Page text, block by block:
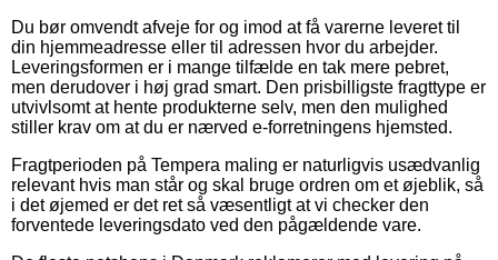
Du bør omvendt afveje for og imod at få varerne leveret til
din hjemmeadresse eller til adressen hvor du arbejder.
Leveringsformen er i mange tilfælde en tak mere pebret,
men derudover i høj grad smart. Den prisbilligste fragttype er
utvivlsomt at hente produkterne selv, men den mulighed
stiller krav om at du er nærved e-forretningens hjemsted.
Fragtperioden på Tempera maling er naturligvis usædvanlig
relevant hvis man står og skal bruge ordren om et øjeblik, så
i det øjemed er det ret så væsentligt at vi checker den
forventede leveringsdato ved den pågældende vare.